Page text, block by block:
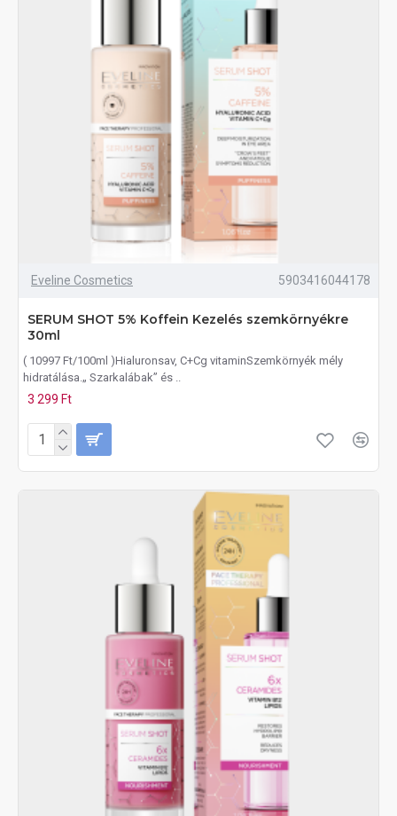
Eveline Cosmetics 5903416044178
SERUM SHOT 5% Koffein Kezelés szemkörnyékre
30ml
( 10997 Ft/100ml )Hialuronsav, C+Cg vitaminSzemkörnyék mély
hidratálása.„ Szarkalábak” és ..
3 299 Ft